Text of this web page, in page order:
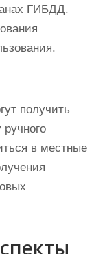
ГИБДД.
получить
в местные